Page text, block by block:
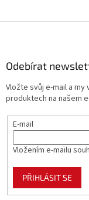
Odebírat
Vložte svůj e-mail a
produktech na našem
E-mail
Vložením e-mailu
PŘIHLÁSIT SE